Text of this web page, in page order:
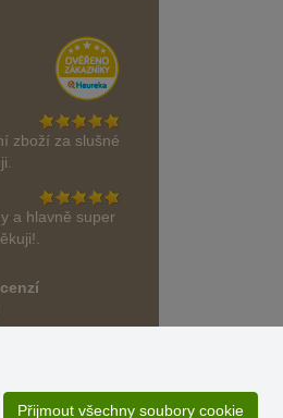
zboží za slušné
a hlavně super
Přijmout všechny soubory cookie